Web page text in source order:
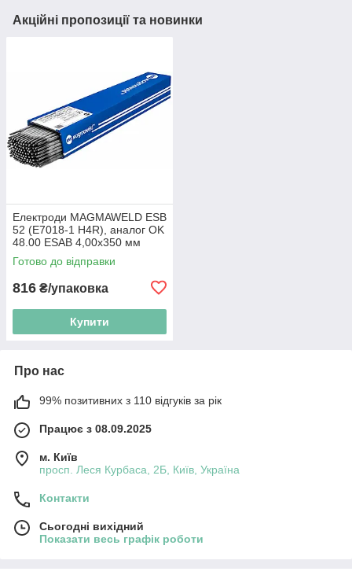
Акційні пропозиції та новинки
Електроди MAGMAWELD ESB
52 (E7018-1 H4R), аналог OK
48.00 ESAB 4,00х350 мм
(4,71 кг)
Готово до відправки
816 ₴/упаковка
Купити
Про нас
99% позитивних з 110 відгуків за рік
Працює з 08.09.2025
м. Київ
просп. Леся Курбаса, 2Б, Київ, Україна
Контакти
Сьогодні вихідний
Показати весь графік роботи